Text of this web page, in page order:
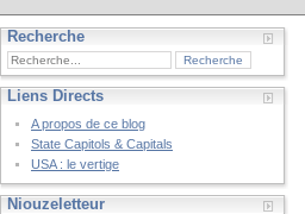
Recherche
Liens Directs
A propos de ce blog
State Capitols & Capitals
USA : le vertige
Niouzeletteur